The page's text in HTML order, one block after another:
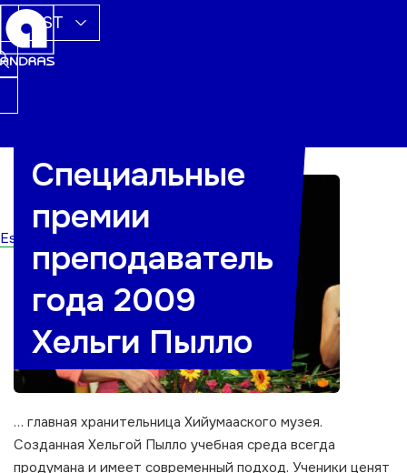
EST
Esileht
Специальные
премии
преподаватель
года 2009
Хельги Пылло
… главная хранительница Хийумааского музея.
Cозданная Хельгой Пылло учебная среда всегда
продумана и имеет современный подход. Ученики ценят